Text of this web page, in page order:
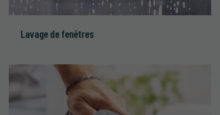
Lavage de fenêtres